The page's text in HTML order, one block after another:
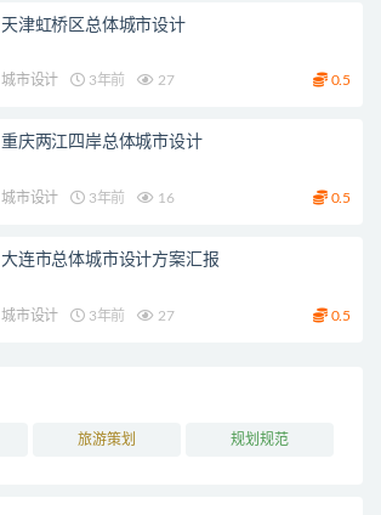
天津虹桥区总体城市设计
城市设计 3年前 27 0.5
重庆两江四岸总体城市设计
城市设计 3年前 16 0.5
大连市总体城市设计方案汇报
城市设计 3年前 27 0.5
旅游策划 规划规范